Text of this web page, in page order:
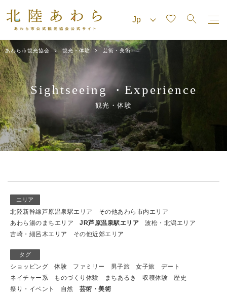
あわら市観光協会 観光・体験 芸術・美術
Sightseeing・ Experience
観光・体験
エリア
北陸新幹線芦原温泉駅エリア
その他あわら市内エリア
あわら湯のまちエリア
JR芦原温泉駅エリア
波松・北潟エリア
吉崎・細呂木エリア
その他近郊エリア
タグ
ショッピング 体験 ファミリー 男子旅 女子旅
デート
ネイチャー系
ものづくり体験 まちあるき 収穫体験
歴史
祭り・イベント
自然 芸術・美術